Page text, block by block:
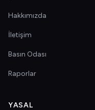
Hakkımızda
İletişim
Basın Odası
Raporlar
YASAL